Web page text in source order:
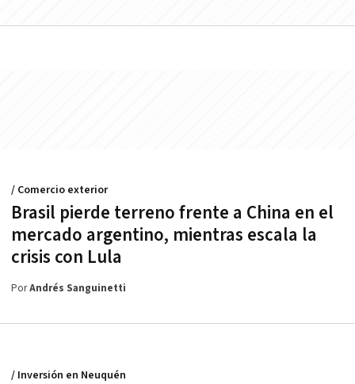
Brasil pierde terreno frente a China en el
mercado argentino, mientras escala la
crisis con Lula
/ Comercio exterior
PorAndrés Sanguinetti
/ Inversión en Neuquén